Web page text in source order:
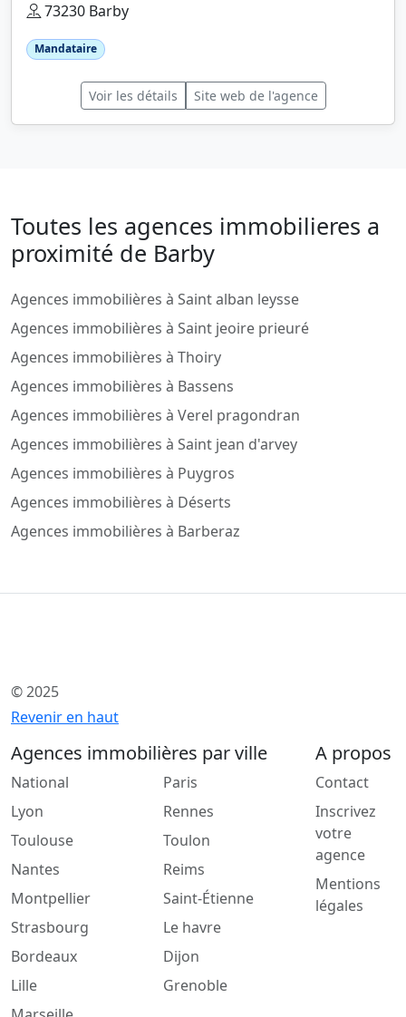
73230 Barby
Mandataire
Voir les détails Site web de l'agence
Toutes les agences immobilieres a
proximité de Barby
Agences immobilières à Saint alban leysse
Agences immobilières à Saint jeoire prieuré
Agences immobilières à Thoiry
Agences immobilières à Bassens
Agences immobilières à Verel pragondran
Agences immobilières à Saint jean d'arvey
Agences immobilières à Puygros
Agences immobilières à Déserts
Agences immobilières à Barberaz
© 2025
Revenir en haut
Agences immobilières par ville
National
Lyon
Toulouse
Nantes
Montpellier
Strasbourg
Bordeaux
Lille
Paris
Rennes
Toulon
Reims
Saint-Étienne
Le havre
Dijon
Grenoble
A propos
Contact
Inscrivez
votre
agence
Mentions
légales